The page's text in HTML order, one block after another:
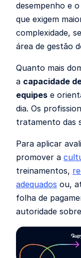
desempenho e
que exigem
complexidade,
área de gestão
Quanto mais
a capacidade
equipes e
dia. Os
tratamento das
Para aplicar
promover a
treinamentos,
adequados ou,
folha de
autoridade